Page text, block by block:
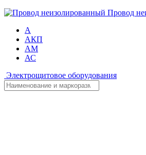
Провод
А
АКП
АМ
АС
Электрощитовое оборудования